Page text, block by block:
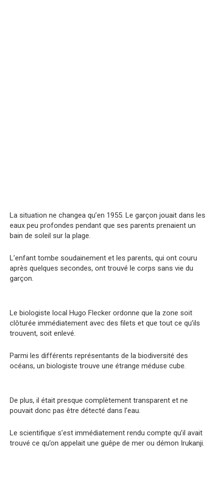
La situation ne changea qu’en 1955. Le garçon jouait dans les
eaux peu profondes pendant que ses parents prenaient un
bain de soleil sur la plage.
L’enfant tombe soudainement et les parents, qui ont couru
après quelques secondes, ont trouvé le corps sans vie du
garçon.
Le biologiste local Hugo Flecker ordonne que la zone soit
clôturée immédiatement avec des filets et que tout ce qu’ils
trouvent, soit enlevé.
Parmi les différents représentants de la biodiversité des
océans, un biologiste trouve une étrange méduse cube.
De plus, il était presque complètement transparent et ne
pouvait donc pas être détecté dans l’eau.
Le scientifique s’est immédiatement rendu compte qu’il avait
trouvé ce qu’on appelait une guêpe de mer ou démon Irukanji.